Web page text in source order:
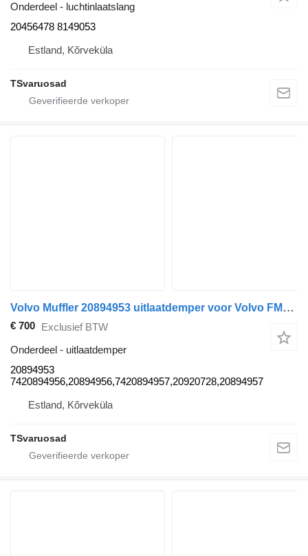
Onderdeel - luchtinlaatslang
20456478 8149053
Estland, Kõrveküla
TSvaruosad
Volvo Muffler 20894953 uitlaatdemper voor Volvo FM300 trekker
€ 700 Exclusief BTW
Onderdeel - uitlaatdemper
20894953
7420894956,20894956,7420894957,20920728,20894957
Estland, Kõrveküla
TSvaruosad